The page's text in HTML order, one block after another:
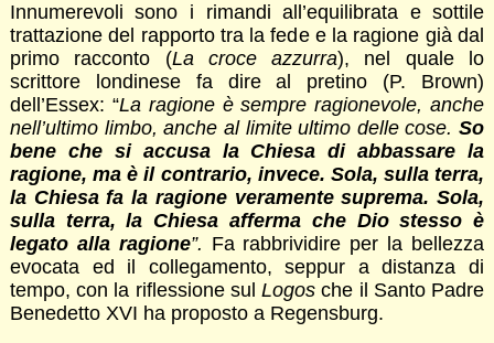
Innumerevoli sono i rimandi all’equilibrata e sottile
trattazione del rapporto tra la fede e la ragione già dal
primo racconto (La croce azzurra), nel quale lo
scrittore londinese fa dire al pretino (P. Brown)
dell’Essex: “La ragione è sempre ragionevole, anche
nell’ultimo limbo, anche al limite ultimo delle cose.So
bene che si accusa la Chiesa di abbassare la
ragione, ma è il contrario, invece. Sola, sulla terra,
la Chiesa fa la ragione veramente suprema. Sola,
sulla terra, la Chiesa afferma che Dio stesso è
legato alla ragione”. Fa rabbrividire per la bellezza
evocata ed il collegamento, seppur a distanza di
tempo, con la riflessione sulLogosche il Santo Padre
Benedetto XVI ha proposto a Regensburg.